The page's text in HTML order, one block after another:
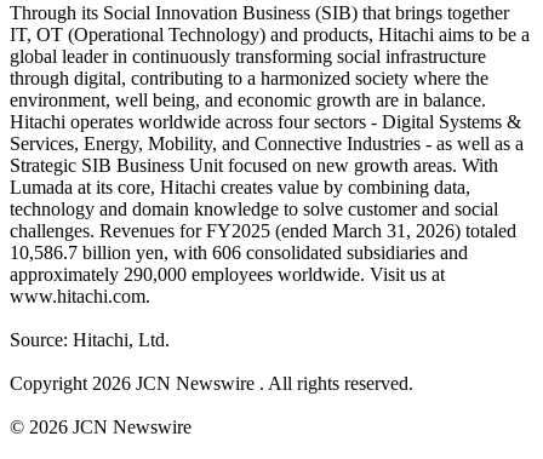
Through its Social Innovation Business (SIB) that brings together
IT, OT (Operational Technology) and products, Hitachi aims to be a
global leader in continuously transforming social infrastructure
through digital, contributing to a harmonized society where the
environment, well being, and economic growth are in balance.
Hitachi operates worldwide across four sectors - Digital Systems &
Services, Energy, Mobility, and Connective Industries - as well as a
Strategic SIB Business Unit focused on new growth areas. With
Lumada at its core, Hitachi creates value by combining data,
technology and domain knowledge to solve customer and social
challenges. Revenues for FY2025 (ended March 31, 2026) totaled
10,586.7 billion yen, with 606 consolidated subsidiaries and
approximately 290,000 employees worldwide. Visit us at
www.hitachi.com.
Source: Hitachi, Ltd.
Copyright 2026 JCN Newswire . All rights reserved.
© 2026 JCN Newswire